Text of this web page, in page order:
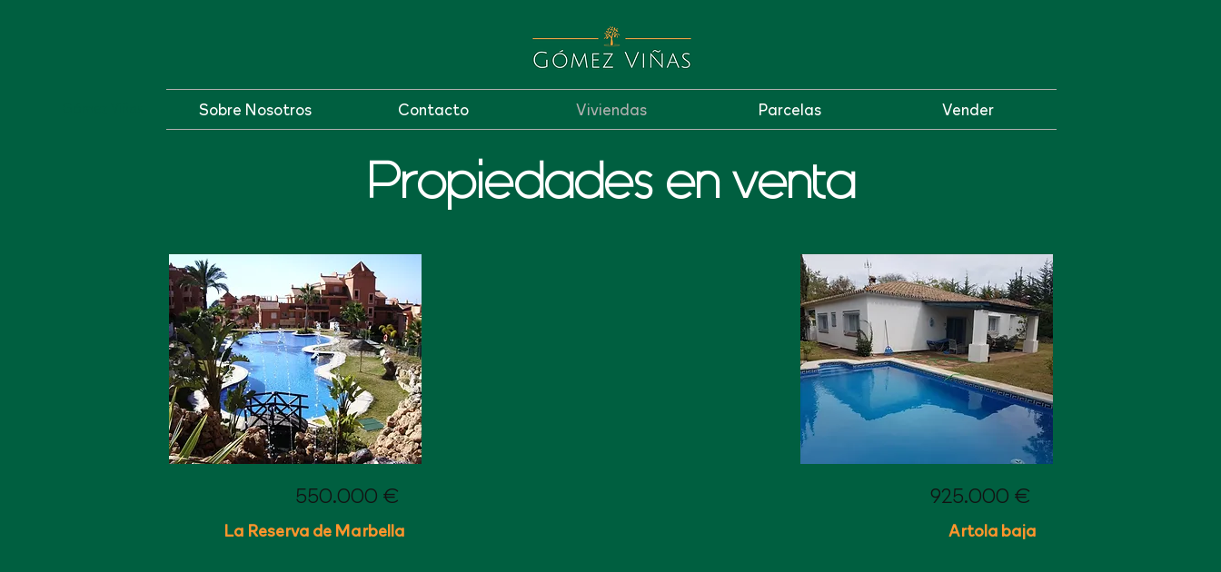
Sobre Nosotros Contacto Viviendas Parcelas Vender
Propiedades en venta
550.000 €
La Reserva de Marbella
925.000 €
Artola baja